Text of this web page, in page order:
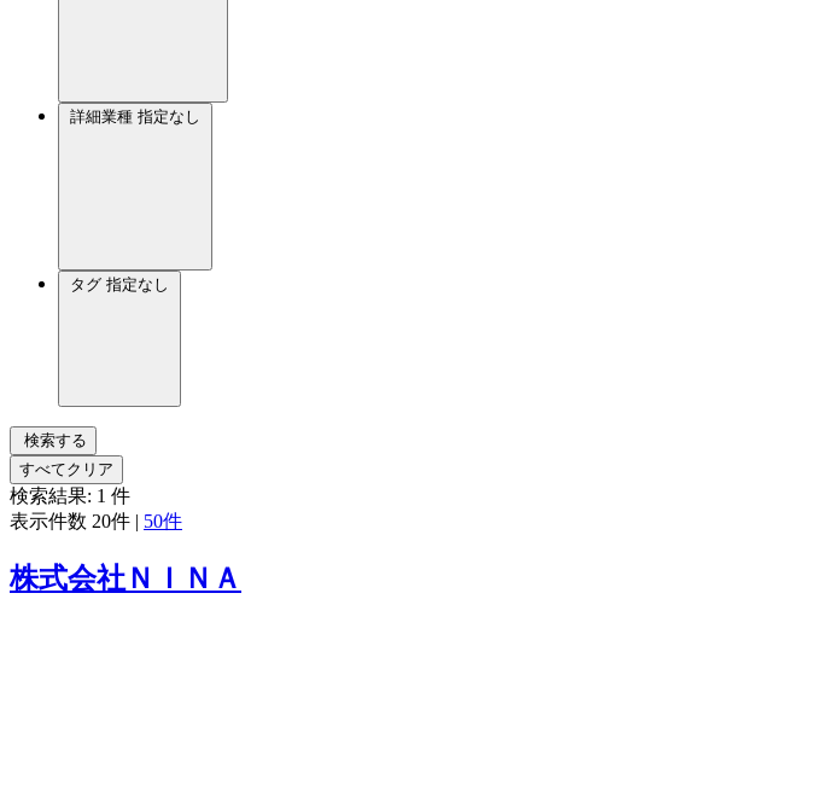
詳細業種 指定なし
タグ 指定なし
検索する
すべてクリア
検索結果: 1 件
表示件数 20件 | 50件
株式会社ＮＩＮＡ